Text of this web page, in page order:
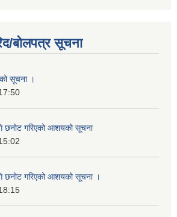
बोलपत्र सूचना
सूचना ।
छनोट गरिएको आशयको सूचना
छनोट गरिएको आशयको सूचना ।